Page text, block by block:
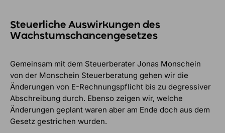
Steuerliche Auswirkungen des
Wachstumschancengesetzes
Gemeinsam mit dem Steuerberater Jonas Monschein
von der Monschein Steuerberatung gehen wir die
Änderungen von E-Rechnungspflicht bis zu degressiver
Abschreibung durch. Ebenso zeigen wir, welche
Änderungen geplant waren aber am Ende doch aus dem
Gesetz gestrichen wurden.